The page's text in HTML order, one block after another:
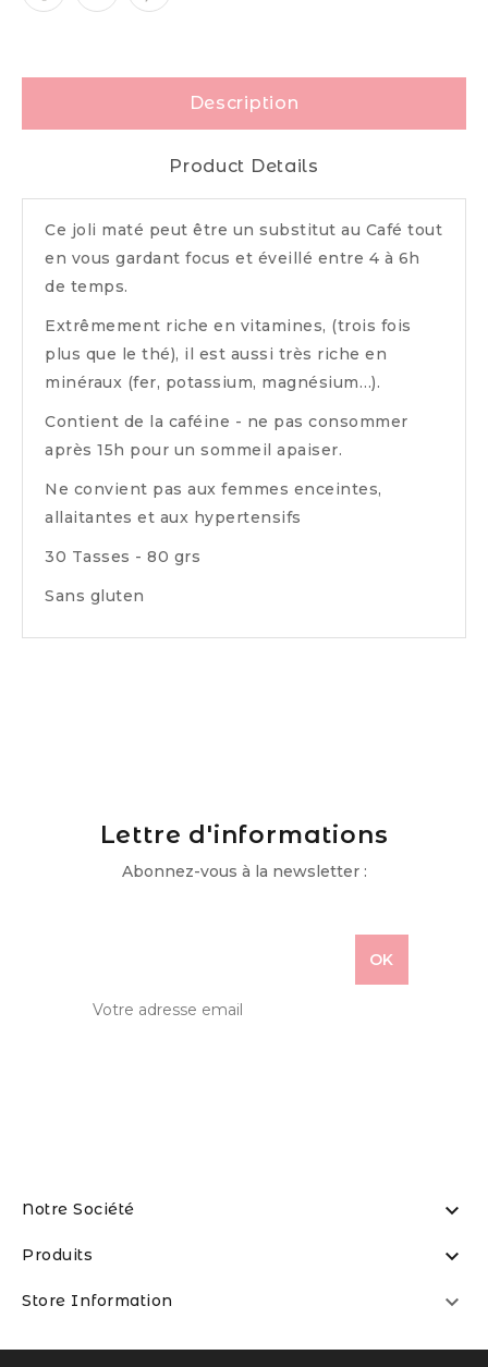
Description
Product Details
Ce joli maté peut être un substitut au Café tout
en vous gardant focus et éveillé entre 4 à 6h
de temps.
Extrêmement riche en vitamines, (trois fois
plus que le thé), il est aussi très riche en
minéraux (fer, potassium, magnésium…).
Contient de la caféine - ne pas consommer
après 15h pour un sommeil apaiser.
Ne convient pas aux femmes enceintes,
allaitantes et aux hypertensifs
30 Tasses - 80 grs
Sans gluten
Lettre d'informations
Abonnez-vous à la newsletter :
Notre Société 
Produits 
Store Information 